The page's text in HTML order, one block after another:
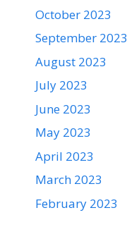
October 2023
September 2023
August 2023
July 2023
June 2023
May 2023
April 2023
March 2023
February 2023